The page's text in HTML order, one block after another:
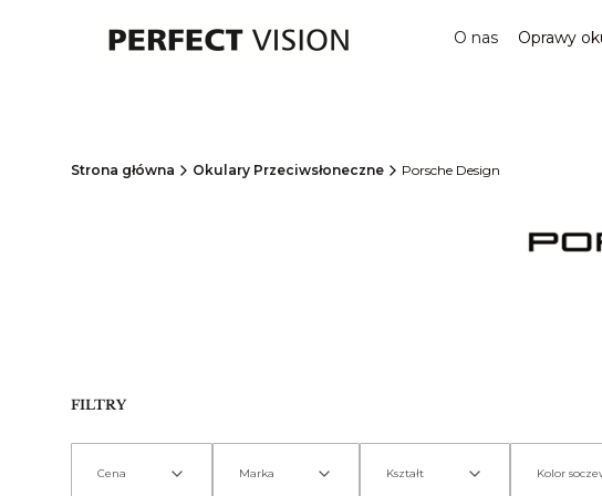
O nas Oprawy
Strona główna Okulary Przeciwsłoneczne Porsche Design
FILTRY
Cena Marka Kształt Kolor